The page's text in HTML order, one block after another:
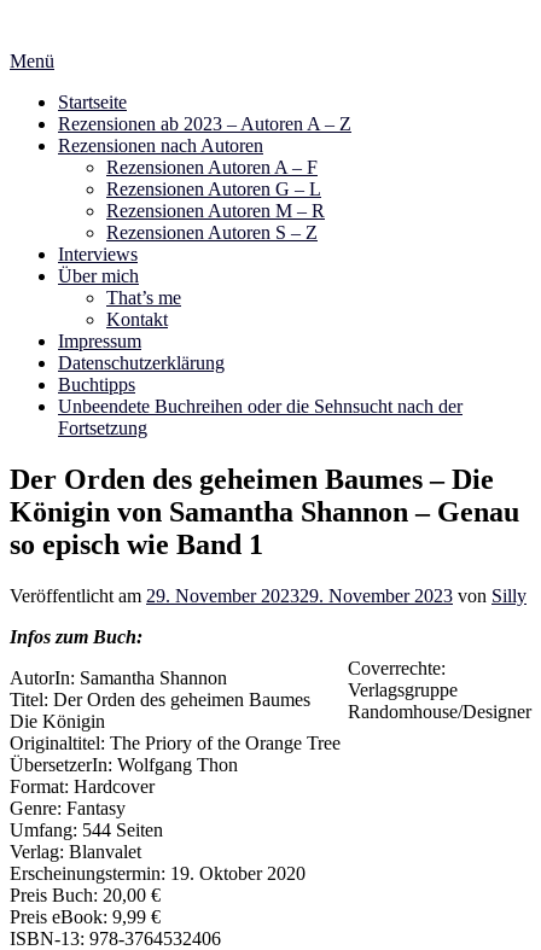
springen
Menü
Startseite
Rezensionen ab 2023 – Autoren A – Z
Rezensionen nach Autoren
Rezensionen Autoren A – F
Rezensionen Autoren G – L
Rezensionen Autoren M – R
Rezensionen Autoren S – Z
Interviews
Über mich
That’s me
Kontakt
Impressum
Datenschutzerklärung
Buchtipps
Unbeendete Buchreihen oder die Sehnsucht nach der
Fortsetzung
Der Orden des geheimen Baumes – Die
Königin von Samantha Shannon – Genau
so episch wie Band 1
Veröffentlicht am 29. November 202329. November 2023 von Silly
Coverrechte:
Verlagsgruppe
Randomhouse/Designer
Infos zum Buch:
AutorIn: Samantha Shannon
Titel: Der Orden des geheimen Baumes
Die Königin
Originaltitel: The Priory of the Orange Tree
ÜbersetzerIn: Wolfgang Thon
Format: Hardcover
Genre: Fantasy
Umfang: 544 Seiten
Verlag: Blanvalet
Erscheinungstermin: 19. Oktober 2020
Preis Buch: 20,00 €
Preis eBook: 9,99 €
ISBN-13: ‎978-3764532406